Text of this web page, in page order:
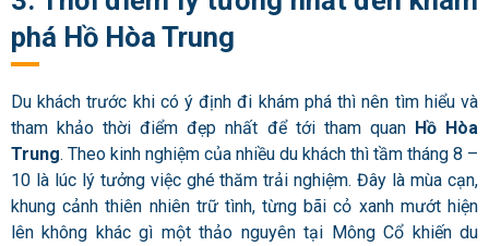
phá Hồ Hòa Trung
Du khách trước khi có ý định đi khám phá thì nên tìm hiểu và
tham khảo thời điểm đẹp nhất để tới tham quan Hồ Hòa
Trung. Theo kinh nghiệm của nhiều du khách thì tầm tháng 8 –
10 là lúc lý tưởng việc ghé thăm trải nghiệm. Đây là mùa cạn,
khung cảnh thiên nhiên trữ tình, từng bãi cỏ xanh mướt hiện
lên không khác gì một thảo nguyên tại Mông Cổ khiến du